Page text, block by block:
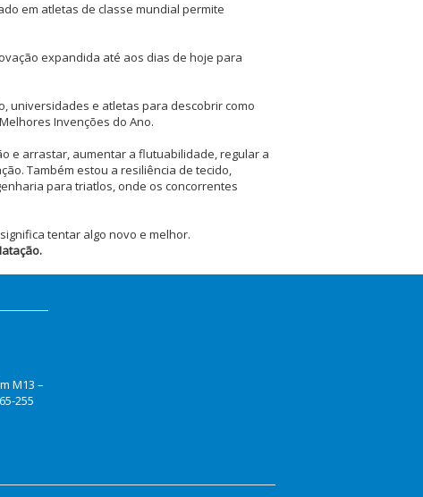
em atletas de classe mundial permite
expandida até aos dias de hoje para
universidades e atletas para descobrir como
Invenções do Ano.
e arrastar, aumentar a flutuabilidade, regular a
Também estou a resiliência de tecido,
para triatlos, onde os concorrentes
tentar algo novo e melhor.
.
M13 –
255